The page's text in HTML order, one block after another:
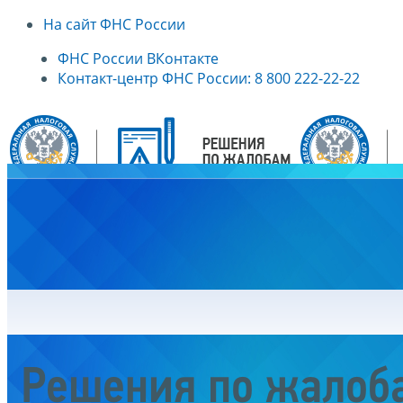
На сайт ФНС России
ФНС России ВКонтакте
Контакт-центр ФНС России: 8 800 222-22-22
Решения по